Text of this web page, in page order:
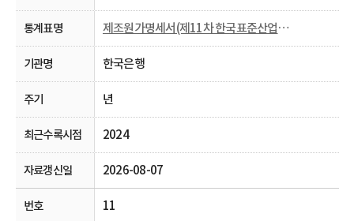
제조원가명세서(제11차 한국표준산업분류， 2009~)
한국은행
년
2024
2026-08-07
11